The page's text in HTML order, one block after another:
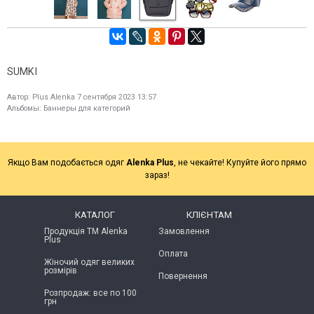
SUMKI
Автор: Plus Alenka 7 сентября 2023 13:57
Альбомы: Баннеры для категорий
Якщо Вам подобається одяг Alenka Plus, не чекайте! Купуйте його прямо
зараз!
КАТАЛОГ
Продукція ТМ Alenka
Plus
Жіночий одяг великих
розмірів
Розпродаж: все по 100
грн
КЛІЄНТАМ
Замовлення
Оплата
Повернення